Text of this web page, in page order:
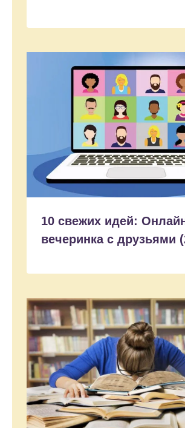
10 свежих идей:
вечеринка с друзьями